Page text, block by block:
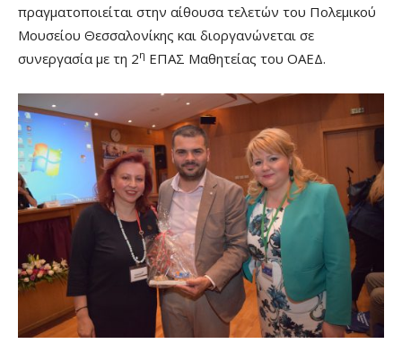
πραγματοποιείται στην αίθουσα τελετών του Πολεμικού
Μουσείου Θεσσαλονίκης και διοργανώνεται σε
συνεργασία με τη 2η ΕΠΑΣ Μαθητείας του ΟΑΕΔ.